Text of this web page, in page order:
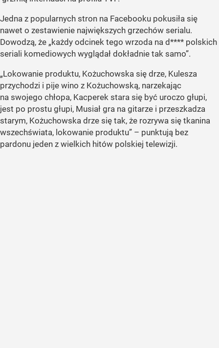
Jedna z popularnych stron na Facebooku pokusiła się
nawet o zestawienie największych grzechów serialu.
Dowodzą, że „każdy odcinek tego wrzoda na d**** polskich
seriali komediowych wyglądał dokładnie tak samo”.
„Lokowanie produktu, Kożuchowska się drze, Kulesza
przychodzi i pije wino z Kożuchowską, narzekając
na swojego chłopa, Kacperek stara się być uroczo głupi,
jest po prostu głupi, Musiał gra na gitarze i przeszkadza
starym, Kożuchowska drze się tak, że rozrywa się tkanina
wszechświata, lokowanie produktu” – punktują bez
pardonu jeden z wielkich hitów polskiej telewizji.